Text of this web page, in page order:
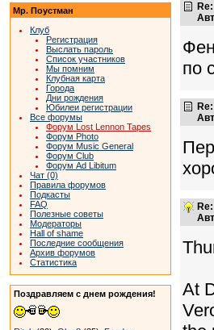
Мр. Поустман
Клуб
Регистрация
Выслать пароль
Список участников
Мы помним
Клубная карта
Города
Дни рождения
Юбилеи регистрации
Все форумы
Форум Lost Lennon Tapes
Форум Photo
Форум Music General
Форум Club
Форум Ad Libitum
Чат (0)
Правила форумов
Подкасты
FAQ
Полезные советы
Модераторы
Hall of shame
Последние сообщения
Архив форумов
Статистика
Поздравляем с днем рождения!
по
At